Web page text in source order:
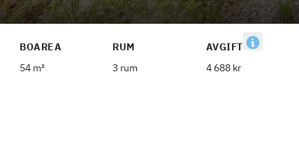
BOAREA
54 m²
RUM
3 rum
AVGIFT
4 688 kr